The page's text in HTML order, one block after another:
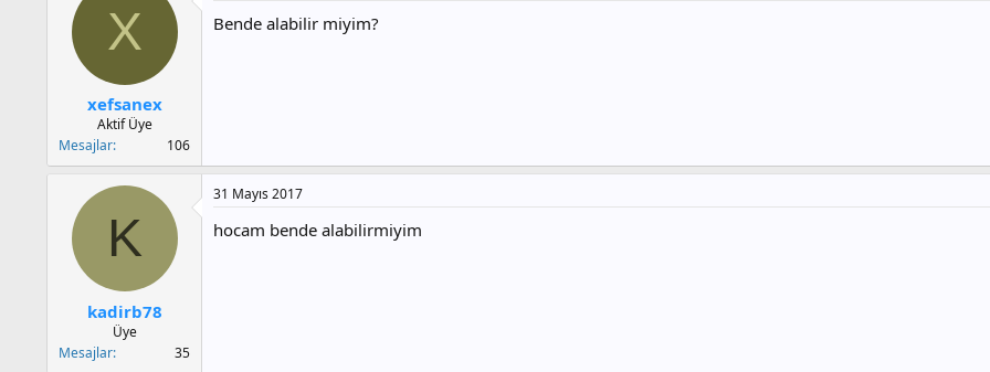
X
xefsanex
Aktif Üye
Mesajlar
106
Bende alabilir miyim?
K
kadirb78
Üye
Mesajlar
35
31 Mayıs 2017
hocam bende alabilirmiyim